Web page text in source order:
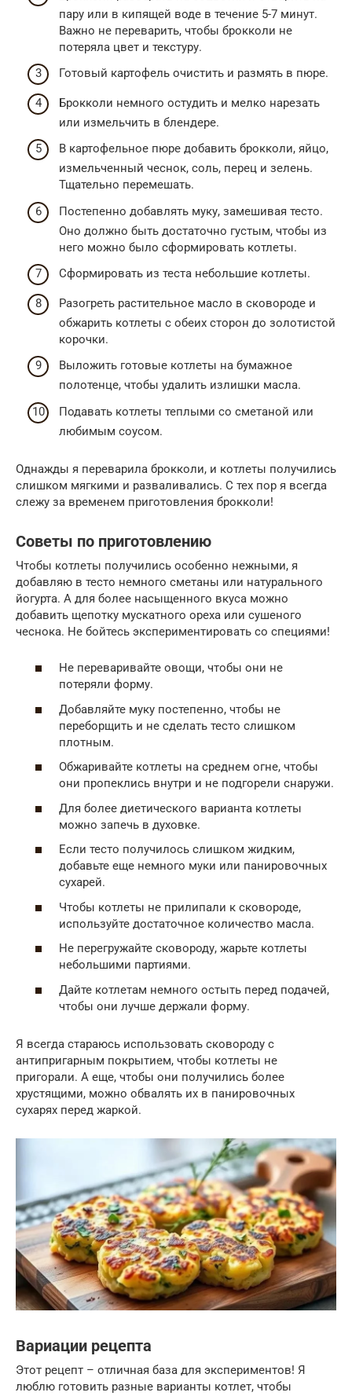
пару или в кипящей воде в течение 5-7 минут.
Важно не переварить, чтобы брокколи не
потеряла цвет и текстуру.
Готовый картофель очистить и размять в пюре.
Брокколи немного остудить и мелко нарезать
или измельчить в блендере.
В картофельное пюре добавить брокколи, яйцо,
измельченный чеснок, соль, перец и зелень.
Тщательно перемешать.
Постепенно добавлять муку, замешивая тесто.
Оно должно быть достаточно густым, чтобы из
него можно было сформировать котлеты.
Сформировать из теста небольшие котлеты.
Разогреть растительное масло в сковороде и
обжарить котлеты с обеих сторон до золотистой
корочки.
Выложить готовые котлеты на бумажное
полотенце, чтобы удалить излишки масла.
Подавать котлеты теплыми со сметаной или
любимым соусом.
Однажды я переварила брокколи, и котлеты получились
слишком мягкими и разваливались. С тех пор я всегда
слежу за временем приготовления брокколи!
Советы по приготовлению
Чтобы котлеты получились особенно нежными, я
добавляю в тесто немного сметаны или натурального
йогурта. А для более насыщенного вкуса можно
добавить щепотку мускатного ореха или сушеного
чеснока. Не бойтесь экспериментировать со специями!
Не переваривайте овощи, чтобы они не
потеряли форму.
Добавляйте муку постепенно, чтобы не
переборщить и не сделать тесто слишком
плотным.
Обжаривайте котлеты на среднем огне, чтобы
они пропеклись внутри и не подгорели снаружи.
Для более диетического варианта котлеты
можно запечь в духовке.
Если тесто получилось слишком жидким,
добавьте еще немного муки или панировочных
сухарей.
Чтобы котлеты не прилипали к сковороде,
используйте достаточное количество масла.
Не перегружайте сковороду, жарьте котлеты
небольшими партиями.
Дайте котлетам немного остыть перед подачей,
чтобы они лучше держали форму.
Я всегда стараюсь использовать сковороду с
антипригарным покрытием, чтобы котлеты не
пригорали. А еще, чтобы они получились более
хрустящими, можно обвалять их в панировочных
сухарях перед жаркой.
Вариации рецепта
Этот рецепт – отличная база для экспериментов! Я
люблю готовить разные варианты котлет, чтобы